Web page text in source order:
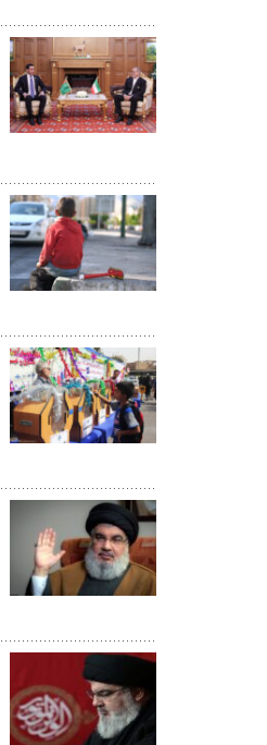
23 مهر 1403
23 مهر 1403
10 مهر 1403
10 مهر 1403
10 مهر 1403